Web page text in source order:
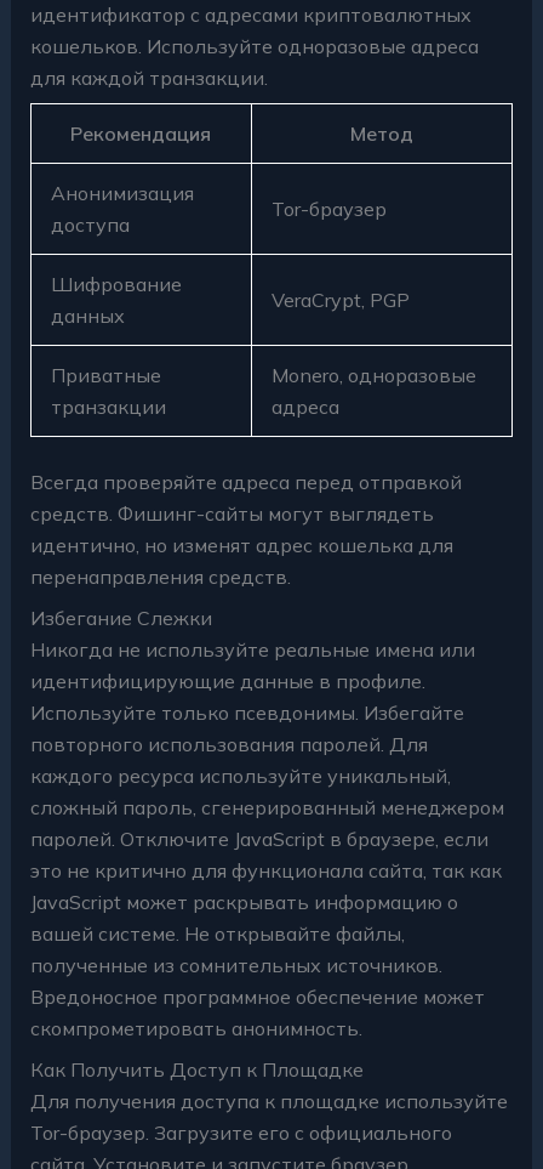
идентификатор с адресами криптовалютных
кошельков. Используйте одноразовые адреса
для каждой транзакции.
Рекомендация Метод
Анонимизация
доступа
Tor-браузер
Шифрование
данных
VeraCrypt, PGP
Приватные
транзакции
Monero, одноразовые
адреса
Всегда проверяйте адреса перед отправкой
средств. Фишинг-сайты могут выглядеть
идентично, но изменят адрес кошелька для
перенаправления средств.
Избегание Слежки
Никогда не используйте реальные имена или
идентифицирующие данные в профиле.
Используйте только псевдонимы. Избегайте
повторного использования паролей. Для
каждого ресурса используйте уникальный,
сложный пароль, сгенерированный менеджером
паролей. Отключите JavaScript в браузере, если
это не критично для функционала сайта, так как
JavaScript может раскрывать информацию о
вашей системе. Не открывайте файлы,
полученные из сомнительных источников.
Вредоносное программное обеспечение может
скомпрометировать анонимность.
Как Получить Доступ к Площадке
Для получения доступа к площадке используйте
Tor-браузер. Загрузите его с официального
сайта. Установите и запустите браузер.